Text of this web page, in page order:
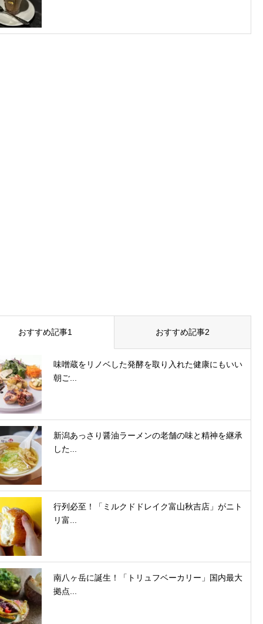
おすすめ記事1 おすすめ記事2
味噌蔵をリノベした発酵を取り入れた健康にもいい
朝ご...
新潟あっさり醤油ラーメンの老舗の味と精神を継承
した...
行列必至！「ミルクドドレイク富山秋吉店」がニト
リ富...
南八ヶ岳に誕生！「トリュフベーカリー」国内最大
拠点...